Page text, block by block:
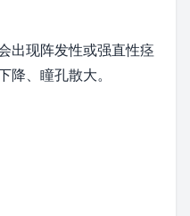
出现阵发性或强直性痉
降、瞳孔散大。